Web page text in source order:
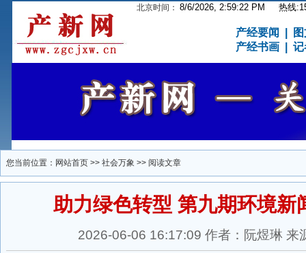
北京时间： 8/6/2026, 2:59:23 PM 热线
产经要闻
产经书画
记
您当前位置： 网站首页 >> 社会万象 >> 阅读文章
助力绿色转型 第九期环境新
2026-06-06 16:17:09 作者：阮煜琳